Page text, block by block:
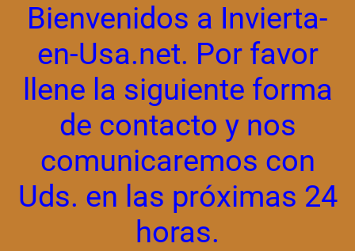
Bienvenidos a Invierta-
en-Usa.net. Por favor
llene la siguiente forma
de contacto y nos
comunicaremos con
Uds. en las próximas 24
horas.